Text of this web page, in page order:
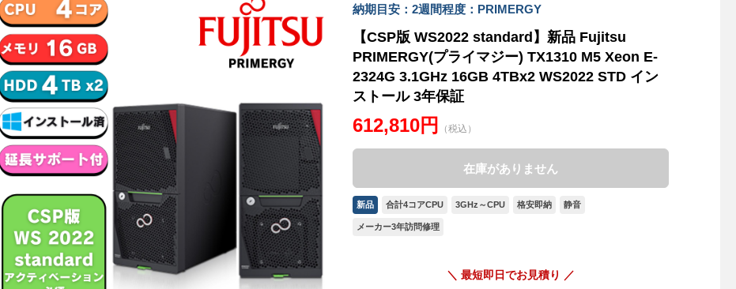
納期目安：2週間程度：PRIMERGY
【CSP版 WS2022 standard】新品 Fujitsu
PRIMERGY(プライマジー) TX1310 M5 Xeon E-
2324G 3.1GHz 16GB 4TBx2 WS2022 STD イン
ストール 3年保証
612,810円 （税込）
在庫がありません
新品 合計4コアCPU 3GHz～CPU 格安即納 静音
メーカー3年訪問修理
＼ 最短即日でお見積り ／